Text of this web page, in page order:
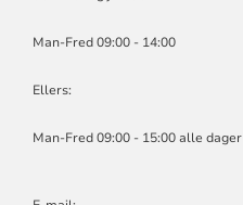
Man-Fred 09:00 - 14:00
Ellers:
Man-Fred 09:00 - 15:00 alle dager